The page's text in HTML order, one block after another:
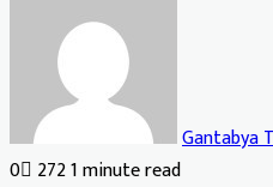
Gantabya
0 2721 minute read